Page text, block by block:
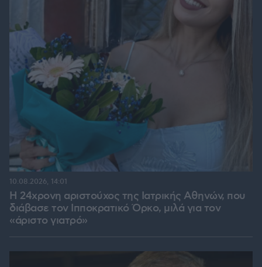
Η 24χρονη αριστούχος της Ιατρικής Αθηνών, που
διάβασε τον Ιπποκρατικό Όρκο, μιλά για τον
«άριστο γιατρό»
10.08.2026, 14:01